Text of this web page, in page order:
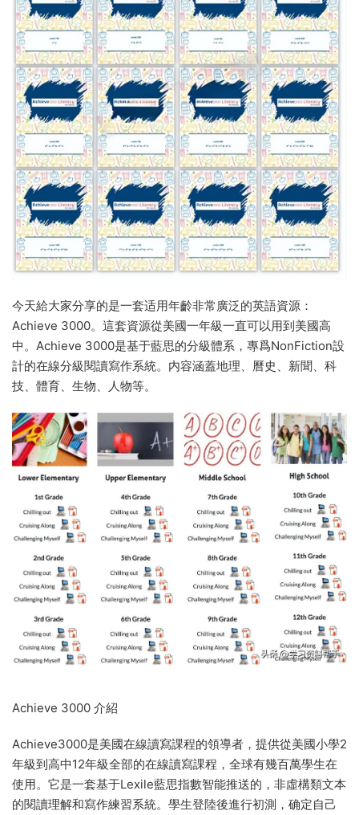
今天給大家分享的是一套适用年齡非常廣泛的英語資源：
Achieve 3000。這套資源從美國一年級一直可以用到美國高
中。Achieve 3000是基于藍思的分級體系，專爲NonFiction設
計的在線分級閱讀寫作系統。内容涵蓋地理、曆史、新聞、科
技、體育、生物、人物等。
Achieve 3000 介紹
Achieve3000是美國在線讀寫課程的領導者，提供從美國小學2
年級到高中12年級全部的在線讀寫課程，全球有幾百萬學生在
使用。它是一套基于Lexile藍思指數智能推送的，非虛構類文本
的閱讀理解和寫作練習系統。學生登陸後進行初測，确定自己